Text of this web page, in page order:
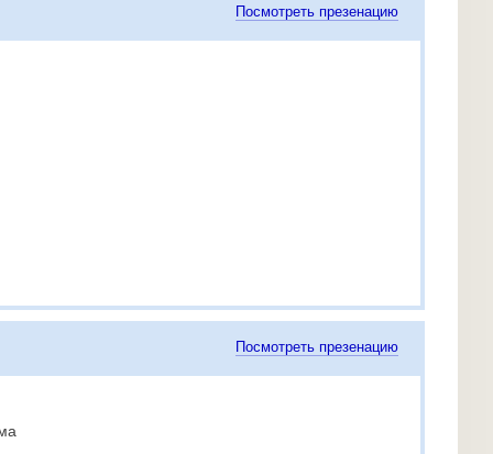
Посмотреть презенацию
Посмотреть презенацию